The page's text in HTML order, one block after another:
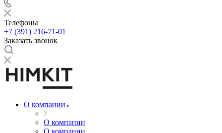
Телефоны
+7 (391) 216-71-01
Заказать звонок
О компании
О компании
О компании